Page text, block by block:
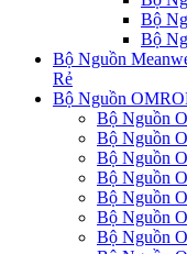
Bộ
Bộ
Bộ Nguồn
Rẻ
Bộ Nguồn
Bộ Nguồn
Bộ Nguồn
Bộ Nguồn
Bộ Nguồn
Bộ Nguồn
Bộ Nguồn
Bộ Nguồn